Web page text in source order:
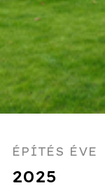
ÉPÍTÉS ÉVE
2025